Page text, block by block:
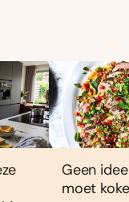
Geen
moet